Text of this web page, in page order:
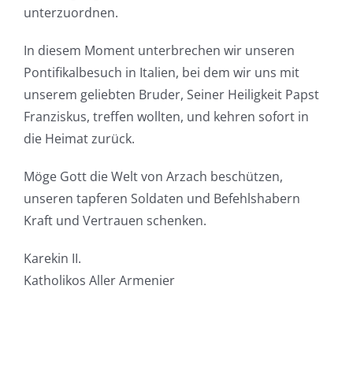
unterzuordnen.
In diesem Moment unterbrechen wir unseren
Pontifikalbesuch in Italien, bei dem wir uns mit
unserem geliebten Bruder, Seiner Heiligkeit Papst
Franziskus, treffen wollten, und kehren sofort in
die Heimat zurück.
Möge Gott die Welt von Arzach beschützen,
unseren tapferen Soldaten und Befehlshabern
Kraft und Vertrauen schenken.
Karekin II.
Katholikos Aller Armenier